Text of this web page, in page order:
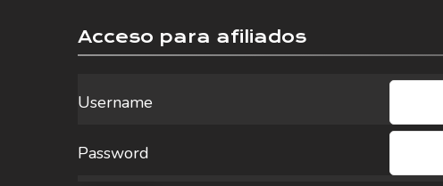
Acceso para afiliados
Username
Password